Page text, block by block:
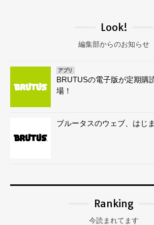
Look!
編集部からのお知らせ
アプリ
BRUTUSの電子版が定期購
場！
ブルータスのウェブ、はじ
Ranking
今読まれてます